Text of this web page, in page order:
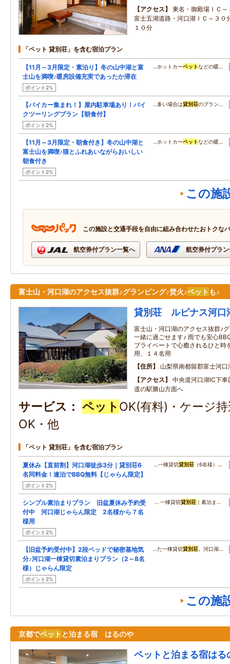
アクセス
東名・御殿場ＩＣ
富士五湖道路・河口湖ＩＣ～３０
１０分
「ペット 貸別荘」を含む宿泊プラン
【11月～3月限定・素泊り】冬の山中湖と富
士山を満喫♪暖房設備充実であったか滞在
ポイント2%
…ホットカーペットなどの暖…
【バイカー集まれ！】屋内駐車場あり！バイ
クツーリングプラン【朝食付】
ポイント2%
…多い場合は貸別荘のプラン…
【11月～3月限定・朝食付き】冬の山中湖と
富士山を満喫♪猫とふれあいながらおいしい
朝食付き
ポイント2%
…ホットカーペットなどの暖…
この施
この施設と交通手段を自由に組み合わせたおトクな
航空券付プラン一覧へ 航空券付プラ
富士山・河口湖のアクセス抜群♪グランピング♪焚火♪ペット も♪
貸別荘 ルピナス河口
富士山・河口湖のアクセス抜群♪
一緒に過ごせます♪ 雨でも安心
プライベートで心癒されるひと時
用、１４名用
住所
山梨県南都留郡富士河
アクセス
中央道河口湖IC下
道の駅勝山方面へ
サービス ペット OK(有料)・ケージ
OK・他
「ペット 貸別荘」を含む宿泊プラン
夏休み【直前割】河口湖徒歩3分｜貸別荘6
名同料金！連泊でBBQ無料【じゃらん限定】
ポイント2%
…一棟貸切貸別荘 （6名様）…
シンプル素泊まりプラン 旧盆夏休み予約受
付中 河口湖じゃらん限定 2名様から７名
様用
ポイント2%
… 一棟貸切貸別荘 ｜素泊ま…
【旧盆予約受付中】2段ベッドで秘密基地気
分♪河口湖一棟貸切素泊まりプラン（2～8名
様）じゃらん限定
ポイント2%
…た一棟貸切貸別荘 。河口湖…
この施
京都でペット と泊まる宿 はるのや
ペットと泊まる宿はる